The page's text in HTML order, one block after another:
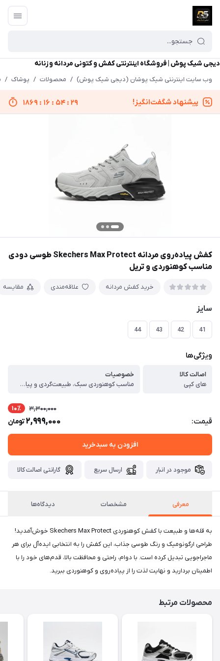
دیجی شیک پوش | فروشگاه اینترنتی کفش و کتونی مردانه و زنانه
وب سایت اینترنتی شیک پوشان (دیجی شیک پوش) / محصولات / پوشاک /
پیشنهاد شگفت‌انگیز! 1869 : 16 : 54 : 29
کفش پیاده‌روی مردانه Skechers Max Protect طوسی دودی
مناسب کوهنوردی و تریل
خرید کفش مردانه علاقه‌مندی مقایسه
سایز
41
42
43
44
ویژگی‌ها
اصالت کالا
های کپی
خصوصیات
مناسب کوهنوردی سبک، طبیعت‌گردی و پیاده‌روی ، رویه ترکیبی از چرم مصنوعی مقاوم و پارچه تنفس‌پذیر ، زیره لاستیکی ضدلغزش با دوام بالا ، طراحی اسپرت و ارگونومیک ، کفی نرم و راحت مناسب استفاده طولانی‌مدت ، بند مقاوم برای فیکس شدن بهتر پا ، مقاوم در برابر سایش و شرایط محیطی ، مناسب استفاده روزمره و فضای باز ، کاربردها ، کفش مناسب کوهنوردی سبک ، کفش طبیعت‌گردی مردانه ، کفش پیاده‌روی روزانه ، کفش اسپرت مردانه مقاوم
قیمت:
3,300,000 10٪
2,999,000تومان
افزودن به سبدخرید
موجود در انبار ارسال سریع گارانتی اصالت کالا
معرفی مشخصات دیدگاه‌ها
به قله‌ها و طبیعت با کفش کوهنوردی Skechers Max Protect خوش‌آمدید!
طراحی ارگونومیک و رنگ طوسی جذاب، این کفش را به انتخابی ایده‌آل برای هر
ماجراجویی تبدیل کرده است. با دوام، راحتی و محافظت بالا، قدم‌های خود را با
اطمینان بردارید و نهایت لذت را از پیاده‌روی و کوهنوردی ببرید.
محصولات مرتبط